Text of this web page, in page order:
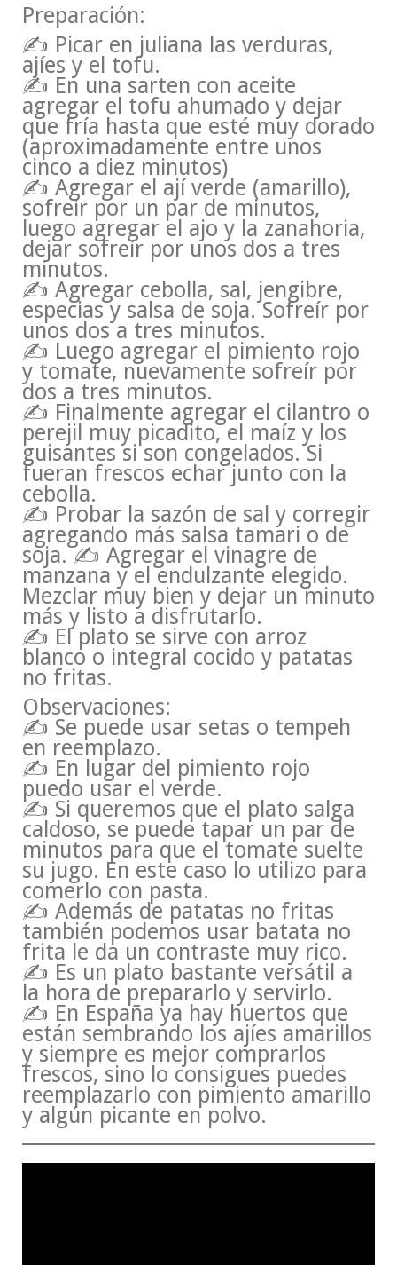
Preparación:
✍ Picar en juliana las verduras,
ajíes y el tofu.
✍ En una sarten con aceite
agregar el tofu ahumado y dejar
que fría hasta que esté muy dorado
(aproximadamente entre unos
cinco a diez minutos)
✍ Agregar el ají verde (amarillo),
sofreir por un par de minutos,
luego agregar el ajo y la zanahoria,
dejar sofreír por unos dos a tres
minutos.
✍ Agregar cebolla, sal, jengibre,
especias y salsa de soja. Sofreír por
unos dos a tres minutos.
✍ Luego agregar el pimiento rojo
y tomate, nuevamente sofreír por
dos a tres minutos.
✍ Finalmente agregar el cilantro o
perejil muy picadito, el maíz y los
guisantes si son congelados. Si
fueran frescos echar junto con la
cebolla.
✍ Probar la sazón de sal y corregir
agregando más salsa tamari o de
soja. ✍ Agregar el vinagre de
manzana y el endulzante elegido.
Mezclar muy bien y dejar un minuto
más y listo a disfrutarlo.
✍ El plato se sirve con arroz
blanco o integral cocido y patatas
no fritas.
Observaciones:
✍ Se puede usar setas o tempeh
en reemplazo.
✍ En lugar del pimiento rojo
puedo usar el verde.
✍ Si queremos que el plato salga
caldoso, se puede tapar un par de
minutos para que el tomate suelte
su jugo. En este caso lo utilizo para
comerlo con pasta.
✍ Además de patatas no fritas
también podemos usar batata no
frita le da un contraste muy rico.
✍ Es un plato bastante versátil a
la hora de prepararlo y servirlo.
✍ En España ya hay huertos que
están sembrando los ajíes amarillos
y siempre es mejor comprarlos
frescos, sino lo consigues puedes
reemplazarlo con pimiento amarillo
y algún picante en polvo.